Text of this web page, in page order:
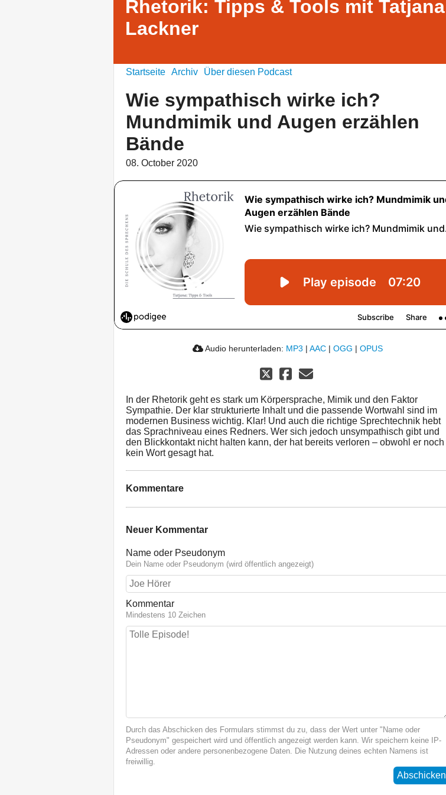
Rhetorik: Tipps & Tools mit Tatjana
Lackner
Startseite Archiv Über diesen Podcast
Wie sympathisch wirke ich?
Mundmimik und Augen erzählen
Bände
08. October 2020
Audio herunterladen: MP3 | AAC | OGG | OPUS
In der Rhetorik geht es stark um Körpersprache, Mimik und den Faktor
Sympathie. Der klar strukturierte Inhalt und die passende Wortwahl sind im
modernen Business wichtig. Klar! Und auch die richtige Sprechtechnik hebt
das Sprachniveau eines Redners. Wer sich jedoch unsympathisch gibt und
den Blickkontakt nicht halten kann, der hat bereits verloren – obwohl er noch
kein Wort gesagt hat.
Kommentare
Neuer Kommentar
Name oder Pseudonym
Dein Name oder Pseudonym (wird öffentlich angezeigt)
Kommentar
Mindestens 10 Zeichen
Durch das Abschicken des Formulars stimmst du zu, dass der Wert unter "Name oder
Pseudonym" gespeichert wird und öffentlich angezeigt werden kann. Wir speichern keine IP-
Adressen oder andere personenbezogene Daten. Die Nutzung deines echten Namens ist
freiwillig.
Abschicken